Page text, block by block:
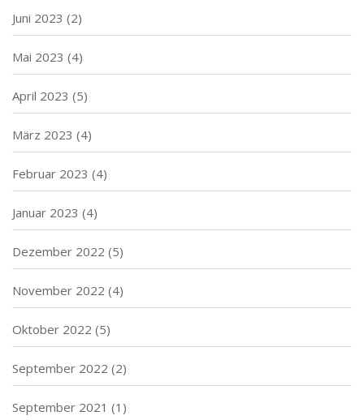
Juni 2023 (2)
Mai 2023 (4)
April 2023 (5)
März 2023 (4)
Februar 2023 (4)
Januar 2023 (4)
Dezember 2022 (5)
November 2022 (4)
Oktober 2022 (5)
September 2022 (2)
September 2021 (1)